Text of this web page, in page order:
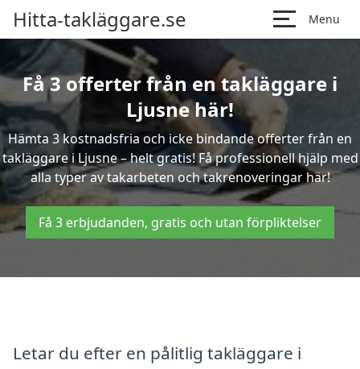
Hitta-takläggare.se Menu
Få 3 offerter från en takläggare i
Ljusne här!
Hämta 3 kostnadsfria och icke bindande offerter från en
takläggare i Ljusne – helt gratis! Få professionell hjälp med
alla typer av takarbeten och takrenoveringar här!
Få 3 erbjudanden, gratis och utan förpliktelser
Letar du efter en pålitlig takläggare i